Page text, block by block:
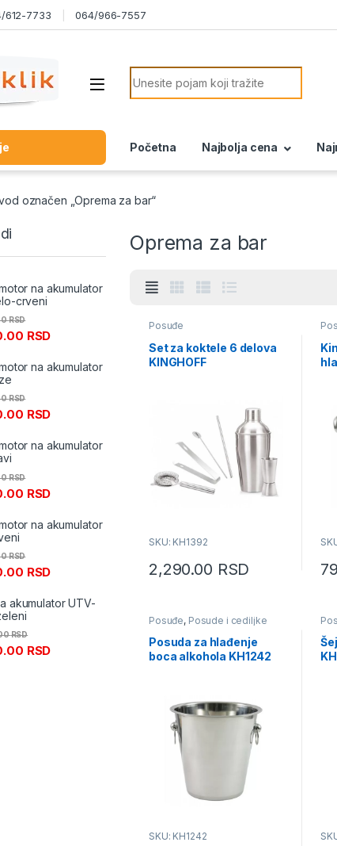
612-7733 064/966-7557
Search for:
Početna Najbolja cena
označen „Oprema za bar“
Oprema za bar
Posuđe
Set za koktele 6 delova
KINGHOFF
SKU: KH1392
2,290.00 RSD
Posuđe, Posude i cediljke
Posuda za hlađenje
boca alkohola KH1242
SKU: KH1242
na akumulator
crveni
RSD
RSD
na akumulator
RSD
RSD
na akumulator
RSD
RSD
na akumulator
RSD
RSD
akumulator UTV-
RSD
RSD